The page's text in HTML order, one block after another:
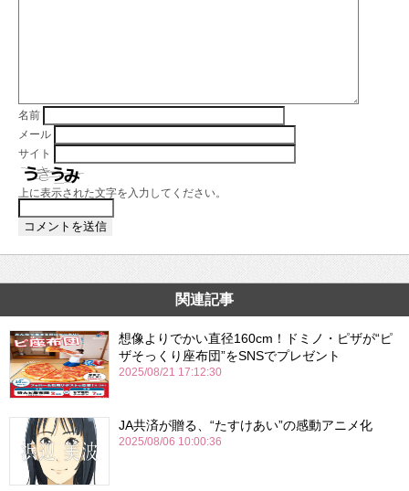
名前
メール
サイト
上に表示された文字を入力してください。
関連記事
想像よりでかい直径160cm！ドミノ・ピザが“ピ
ザそっくり座布団”をSNSでプレゼント
2025/08/21 17:12:30
JA共済が贈る、“たすけあい”の感動アニメ化
2025/08/06 10:00:36